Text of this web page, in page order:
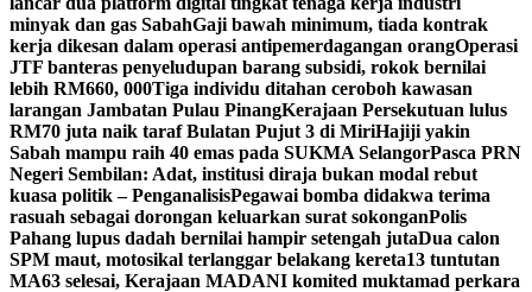
minyak dan gas SabahGaji bawah minimum, tiada kontrak
kerja dikesan dalam operasi antipemerdagangan orangOperasi
JTF banteras penyeludupan barang subsidi, rokok bernilai
lebih RM660, 000Tiga individu ditahan ceroboh kawasan
larangan Jambatan Pulau PinangKerajaan Persekutuan lulus
RM70 juta naik taraf Bulatan Pujut 3 di MiriHajiji yakin
Sabah mampu raih 40 emas pada SUKMA SelangorPasca PRN
Negeri Sembilan: Adat, institusi diraja bukan modal rebut
kuasa politik – PenganalisisPegawai bomba didakwa terima
rasuah sebagai dorongan keluarkan surat sokonganPolis
Pahang lupus dadah bernilai hampir setengah jutaDua calon
SPM maut, motosikal terlanggar belakang kereta13 tuntutan
MA63 selesai, Kerajaan MADANI komited muktamad perkara